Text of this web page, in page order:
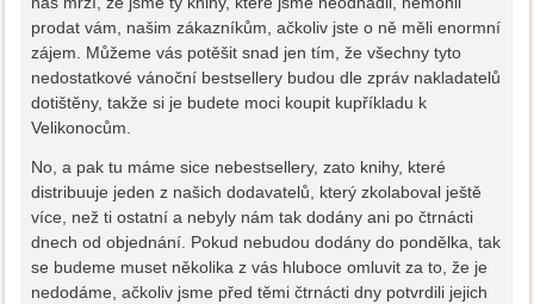
prodat vám, našim zákazníkům, ačkoliv jste o ně měli enormní
zájem. Můžeme vás potěšit snad jen tím, že všechny tyto
nedostatkové vánoční bestsellery budou dle zpráv nakladatelů
dotištěny, takže si je budete moci koupit kupříkladu k
Velikonocům.
No, a pak tu máme sice nebestsellery, zato knihy, které
distribuuje jeden z našich dodavatelů, který zkolaboval ještě
více, než ti ostatní a nebyly nám tak dodány ani po čtrnácti
dnech od objednání. Pokud nebudou dodány do pondělka, tak
se budeme muset několika z vás hluboce omluvit za to, že je
nedodáme, ačkoliv jsme před těmi čtrnácti dny potvrdili jejich